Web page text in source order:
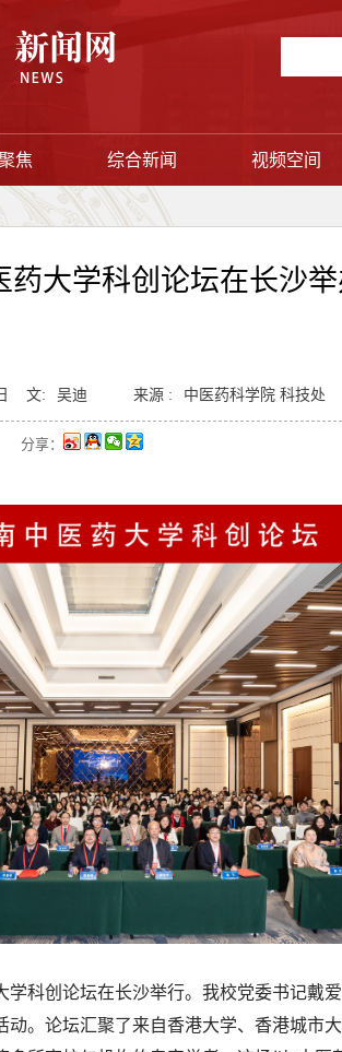
焦 综合新闻 视频空间
药大学科创论坛在长沙
文: 吴迪 来源 : 中医药科学院 科技处
分享：
学科创论坛在长沙举行。我校党委书记戴
。论坛汇聚了来自香港大学、香港城市